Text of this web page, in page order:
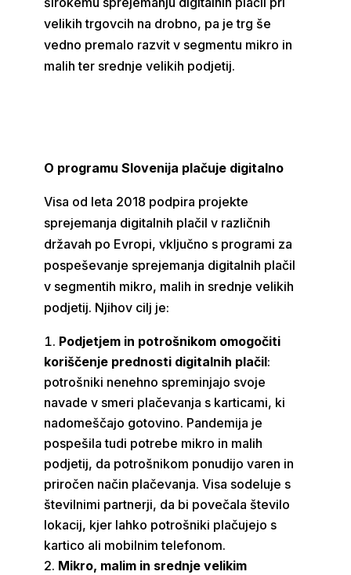
velikih trgovcih na drobno, pa je trg še
vedno premalo razvit v segmentu mikro in
malih ter srednje velikih podjetij.
O programu Slovenija plačuje digitalno
Visa od leta 2018 podpira projekte
sprejemanja digitalnih plačil v različnih
državah po Evropi, vključno s programi za
pospeševanje sprejemanja digitalnih plačil
v segmentih mikro, malih in srednje velikih
podjetij. Njihov cilj je:
Podjetjem in potrošnikom omogočiti
koriščenje prednosti digitalnih plačil:
potrošniki nenehno spreminjajo svoje
navade v smeri plačevanja s karticami, ki
nadomeščajo gotovino. Pandemija je
pospešila tudi potrebe mikro in malih
podjetij, da potrošnikom ponudijo varen in
priročen način plačevanja. Visa sodeluje s
številnimi partnerji, da bi povečala število
lokacij, kjer lahko potrošniki plačujejo s
kartico ali mobilnim telefonom.
Mikro, malim in srednje velikim